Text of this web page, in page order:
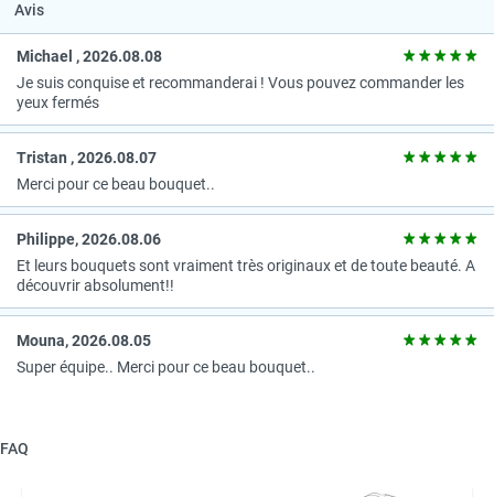
Avis
Michael , 2026.08.08
Je suis conquise et recommanderai ! Vous pouvez commander les
yeux fermés
Tristan , 2026.08.07
Merci pour ce beau bouquet..
Рhilippe, 2026.08.06
Et leurs bouquets sont vraiment très originaux et de toute beauté. A
découvrir absolument!!
Mouna, 2026.08.05
Super équipe.. Merci pour ce beau bouquet..
FAQ